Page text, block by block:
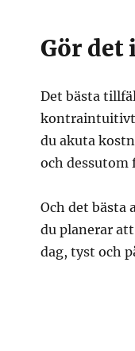
Gör det
Det bästa
du akuta
och dessutom
Och det bästa
du planerar
dag, tyst och